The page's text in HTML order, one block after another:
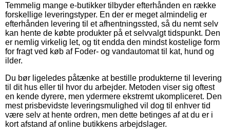
Temmelig mange e-butikker tilbyder efterhånden en række
forskellige leveringstyper. En der er meget almindelig er
efterhånden levering til et afhentningssted, så du nemt selv
kan hente de købte produkter på et selvvalgt tidspunkt. Den
er nemlig virkelig let, og tit endda den mindst kostelige form
for fragt ved køb af Foder- og vandautomat til kat, hund og
ilder.
Du bør ligeledes påtænke at bestille produkterne til levering
til dit hus eller til hvor du arbejder. Metoden viser sig oftest
en kende dyrere, men ydermere ekstremt ukompliceret. Den
mest prisbevidste leveringsmulighed vil dog til enhver tid
være selv at hente ordren, men dette betinges af at du er i
kort afstand af online butikkens arbejdslager.